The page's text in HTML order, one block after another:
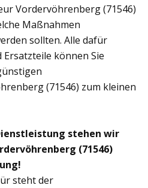
Vordervöhrenberg (71546)
Maßnahmen
sollten. Alle dafür
können Sie
(71546) zum kleinen
stehen wir
(71546)
steht der